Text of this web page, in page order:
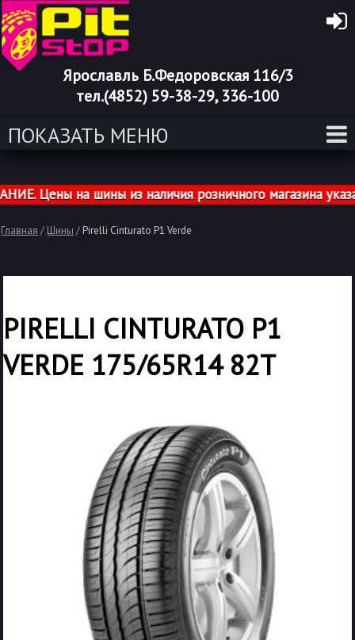
Ярославль Б.Федоровская 116/3
тел.(4852) 59-38-29, 336-100
ПОКАЗАТЬ МЕНЮ
Цены на шины из наличия розничного магазина
Главная / Шины / Pirelli Cinturato P1 Verde
PIRELLI CINTURATO P1
VERDE 175/65R14 82T